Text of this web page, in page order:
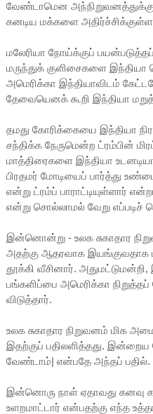
வேண்டாமென அந்நிறுவனத்துக்கு
கனடிய மக்களை
மலேரியா நோய்க்குப்
மருந்துக் குளிசைகளை இந்தியா
அமெரிக்கா இந்தியாவிடம்
தேவையெனக் கூறி இந்தியா
தமது கோரிக்கையை இந்தியா
சந்திக்க நேருமென்ற ட்ரம்பின்
மாத்திரைகளை இந்தியா
பிரதமர் மோடியைப் பார்த்து
என்று ட்ரம்ப் பாராட்டியுள்ளார்
என்று சொல்லாமல் வேறு எப்படிச்
இன்னொன்று - உலக சுகாதார
அதற்கு ஆதரவாக இயங்குவதாக
தூக்கி வீசினார். அதுமட்டுமன்றி,
பங்களிப்பை அமெரிக்கா
விடுத்தார்.
உலக சுகாதார நிறுவனம் மிக
இதற்குப் பதிலளித்தது. இன்றைய
வேண்டாம்| என்பதே அந்தப் பதில்.
இன்னொரு நாள் ஏதாவது கனவு
உளறமாட்டார் என்பதற்கு எந்த